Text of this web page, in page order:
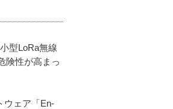
型LoRa無線
険性が高まっ
ウェア「En-